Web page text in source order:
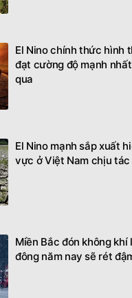
El Nino chính thức hình
đạt cường độ mạnh
qua
El Nino mạnh sắp xuất
vực ở Việt Nam chịu tác
Miền Bắc đón không khí
đông năm nay sẽ rét